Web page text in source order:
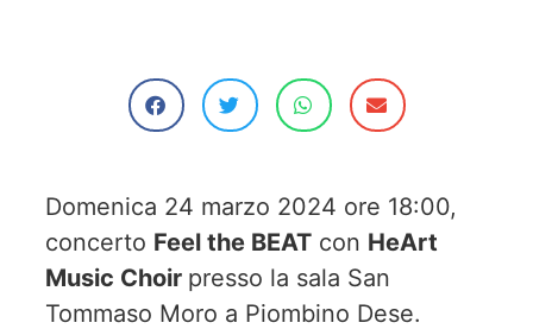
Domenica 24 marzo 2024 ore 18:00,
concerto Feel the BEAT con HeArt
Music Choir presso la sala San
Tommaso Moro a Piombino Dese.